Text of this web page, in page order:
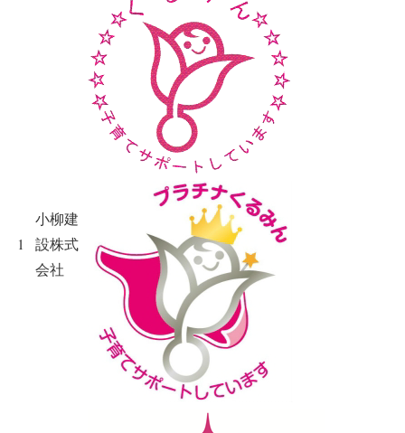
1
小柳建
設株式
会社